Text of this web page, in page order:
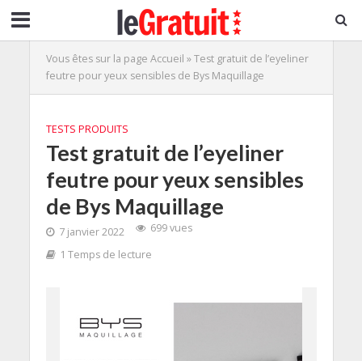
Vous êtes sur la page Accueil »Test gratuit de l’eyeliner
feutre pour yeux sensibles de Bys Maquillage
TESTS PRODUITS
Test gratuit de l’eyeliner
feutre pour yeux sensibles
de Bys Maquillage
7 janvier 2022
699 vues
1 Temps de lecture